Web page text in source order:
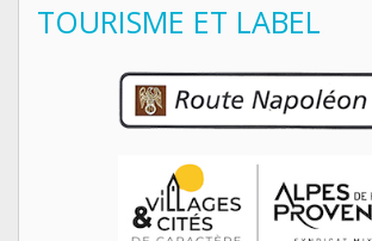
TOURISME ET LABEL